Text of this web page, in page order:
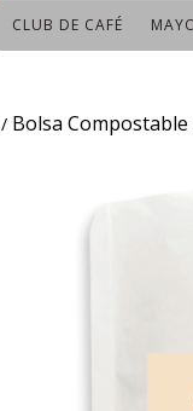
CLUB DE CAFÉ
/ Bolsa Compostable